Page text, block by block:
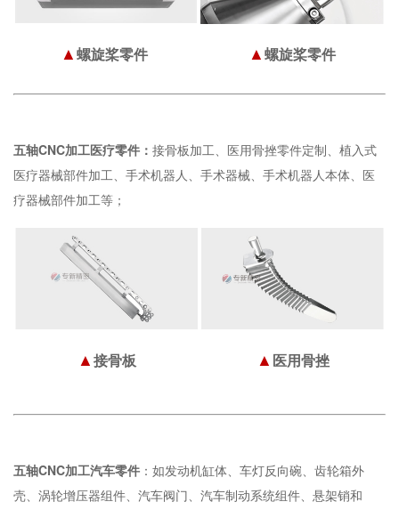
▲螺旋桨零件 ▲螺旋桨零件
五轴CNC加工医疗零件： 接骨板加工、医用骨挫零件定制、植入式
医疗器械部件加工、手术机器人、手术器械、手术机器人本体、医
疗器械部件加工等；
▲接骨板 ▲ 医用骨挫
五轴CNC加工汽车零件 ：如发动机缸体、车灯反向碗、齿轮箱外
壳、涡轮增压器组件、汽车阀门、汽车制动系统组件、悬架销和